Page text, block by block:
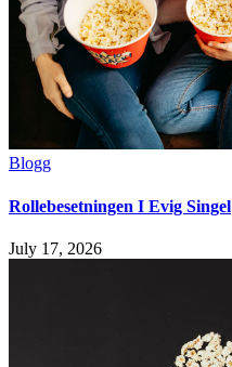
Blogg
Rollebesetningen I Evig Singel
July 17, 2026